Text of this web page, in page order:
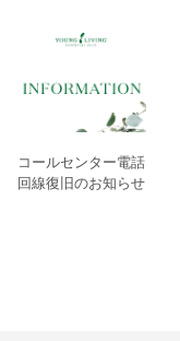
コールセンター電話
回線復旧のお知らせ